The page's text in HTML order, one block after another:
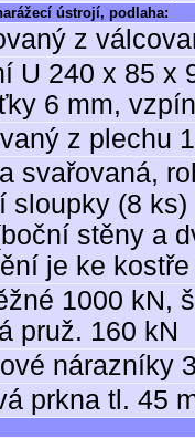
ústrojí, podlaha:
z
U 240 x 85 x
6 mm,
z plechu
svařovaná,
sloupky (8
stěny a
je ke
1000 kN,
pruž. 160 kN
nárazníky
prkna tl. 45